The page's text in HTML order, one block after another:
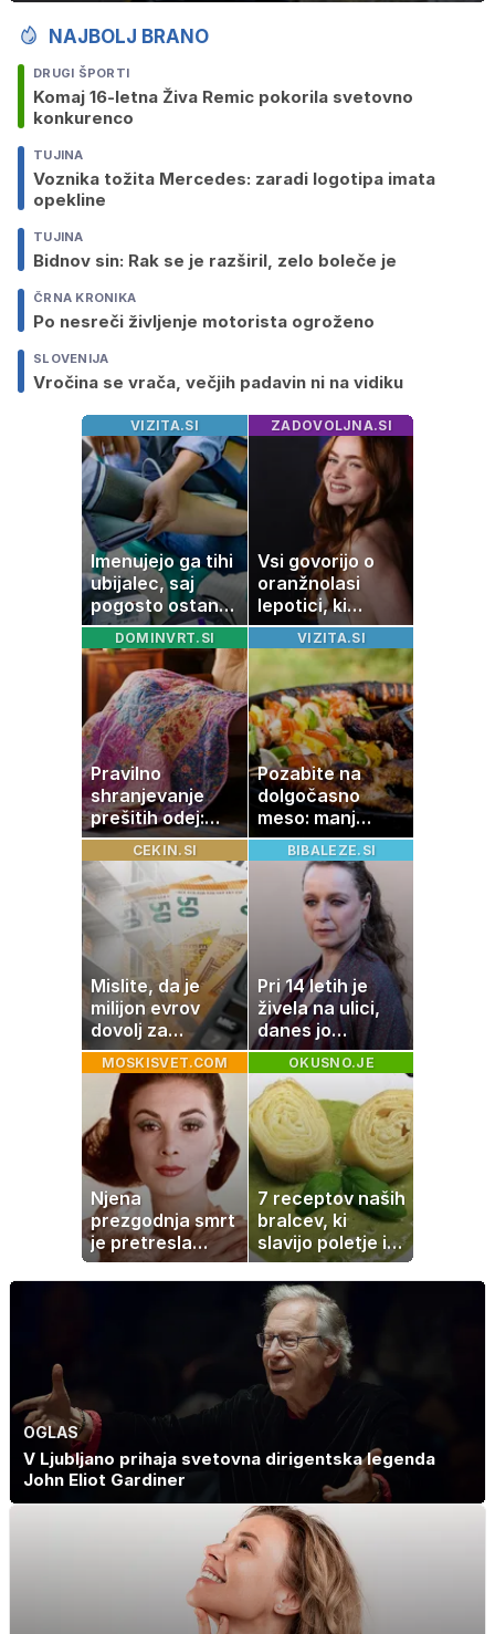
NAJBOLJ BRANO
DRUGI ŠPORTI
Komaj 16-letna Živa Remic pokorila svetovno
konkurenco
TUJINA
Voznika tožita Mercedes: zaradi logotipa imata
opekline
TUJINA
Bidnov sin: Rak se je razširil, zelo boleče je
ČRNA KRONIKA
Po nesreči življenje motorista ogroženo
SLOVENIJA
Vročina se vrača, večjih padavin ni na vidiku
VIZITA.SI
Imenujejo ga tihi
ubijalec, saj
pogosto ostane
neopažen:
nenavadni
simptomi
visokega
holesterola
ZADOVOLJNA.SI
Vsi govorijo o
oranžnolasi
lepotici, ki
navdušuje s
skrivnostno
DOMINVRT.SI
Pravilno
shranjevanje
prešitih odej:
Kako ohraniti
družinsko
dediščino
VIZITA.SI
Pozabite na
dolgočasno
meso: manj
maščobe, več
svežine
CEKIN.SI
Mislite, da je
milijon evrov
dovolj za
sanjsko
stanovanje? Te
številke so
šokirale Evropo
BIBALEZE.SI
Pri 14 letih je
živela na ulici,
danes jo
občuduje ves
svet
MOSKISVET.COM
Njena
prezgodnja smrt
je pretresla
modni svet: za
slavo se je
OKUSNO.JE
7 receptov naših
bralcev, ki
slavijo poletje in
tradicijo
OGLAS
V Ljubljano prihaja svetovna dirigentska legenda
John Eliot Gardiner